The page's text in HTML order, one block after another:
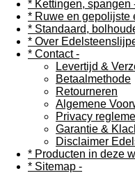
* Kettingen, spangen
* Ruwe en gepolijste
* Standaard,
* Over
* Contact -
Levertijd &
Betaalmethode
Retourneren
Algemene
Privacy
Garantie &
Disclaimer
* Producten in deze
* Sitemap -